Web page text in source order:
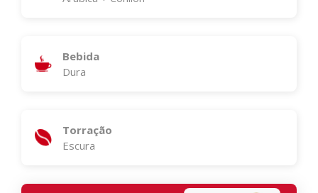
Bebida
Dura
Torração
Escura